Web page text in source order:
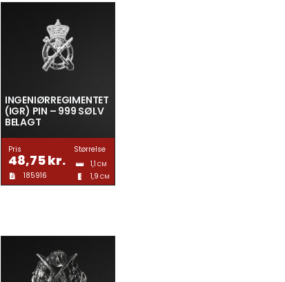
INGENIØRREGIMENTET
(IGR) PIN – 999 SØLV
BELAGT
Pris
48,75kr.
185916
Størrelse
1,1 CM
1,9 CM